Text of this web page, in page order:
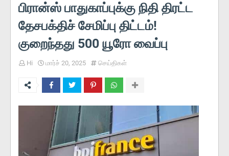
பிரான்ஸ் பாதுகாப்புக்கு நிதி திரட்ட
தேசபக்திச் சேமிப்பு திட்டம்!
குறைந்தது 500 யூரோ வைப்பு
Hi மார்ச் 20, 2025 செய்திகள்